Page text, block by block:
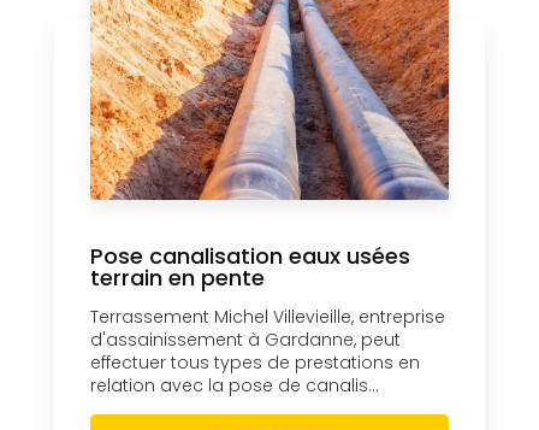
Pose canalisation eaux usées
terrain en pente
Terrassement Michel Villevieille, entreprise
d'assainissement à Gardanne, peut
effectuer tous types de prestations en
relation avec la pose de canalis...